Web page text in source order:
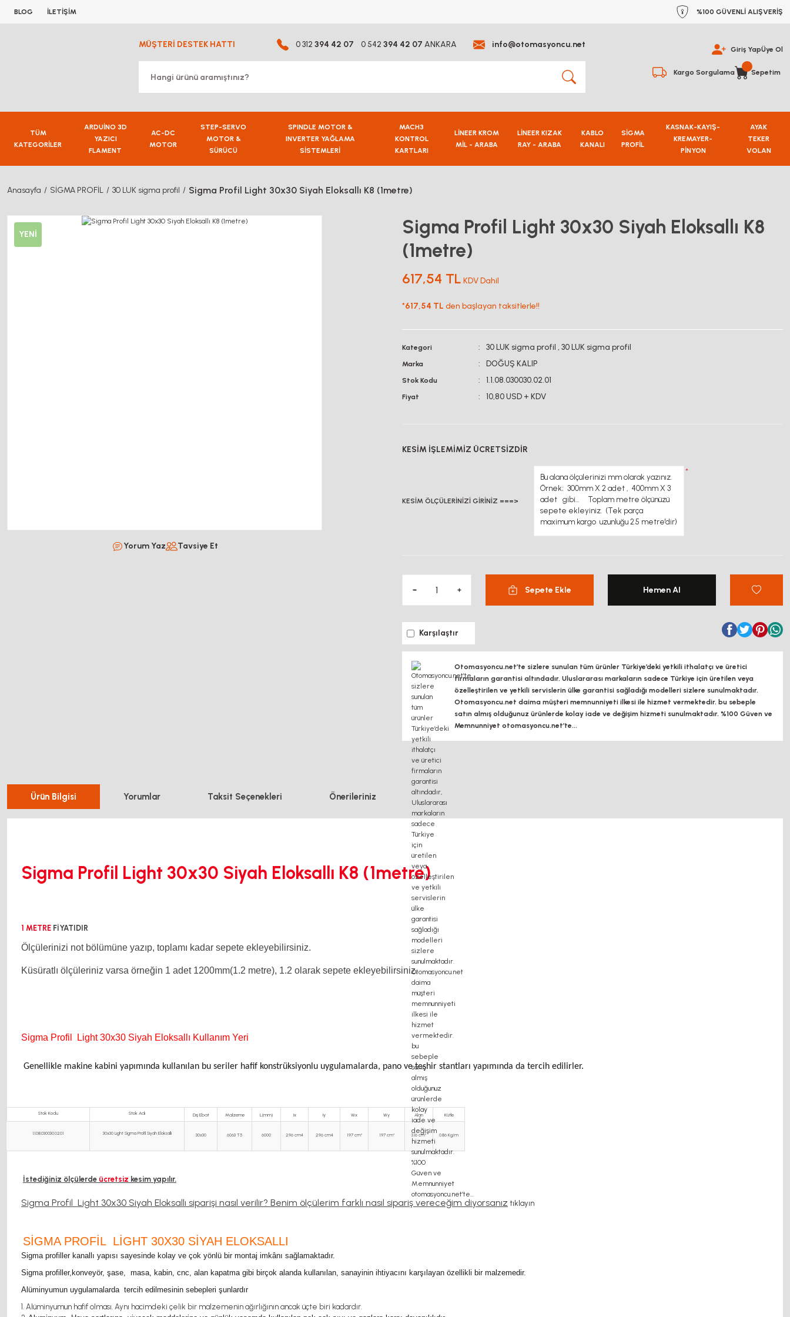
BLOG İLETİŞİM %100 GÜVENLİ ALIŞVERİŞ
MÜŞTERİ DESTEK HATTI 0 312 394 42 07 0 542 394 42 07 ANKARA info@otomasyoncu.net Giriş YapÜye Ol
Kargo Sorgulama Sepetim
TÜM
KATEGORİLER
ARDUİNO 3D
YAZICI
FLAMENT
AC-DC
MOTOR
STEP-SERVO
MOTOR &
SÜRÜCÜ
SPINDLE MOTOR &
INVERTER YAĞLAMA
SİSTEMLERİ
MACH3
KONTROL
KARTLARI
LİNEER KROM
MİL - ARABA
LİNEER KIZAK
RAY - ARABA
KABLO
KANALI
SİGMA
PROFİL
KASNAK-KAYIŞ-
KREMAYER-
PİNYON
AYAK
TEKER
VOLAN
Anasayfa SİGMA PROFİL 30 LUK sigma profil Sigma Profil Light 30x30 Siyah Eloksallı K8 (1metre)
YENİ
Yorum Yaz Tavsiye Et
Sigma Profil Light 30x30 Siyah Eloksallı K8
(1metre)
617,54 TL KDV Dahil
*617,54 TL den başlayan taksitlerle!!
Kategori 30 LUK sigma profil , 30 LUK sigma profil
Marka DOĞUŞ KALIP
Stok Kodu 1.1.08.030030.02.01
Fiyat 10,80 USD + KDV
KESİM İŞLEMİMİZ ÜCRETSİZDİR
KESİM ÖLÇÜLERİNİZİ GİRİNİZ ===>
*
Sepete Ekle Hemen Al
Karşılaştır
Otomasyoncu.net’te sizlere sunulan tüm ürünler Türkiye’deki yetkili ithalatçı ve üretici
firmaların garantisi altındadır, Uluslararası markaların sadece Türkiye için üretilen veya
özelleştirilen ve yetkili servislerin ülke garantisi sağladığı modelleri sizlere sunulmaktadır.
Otomasyoncu.net daima müşteri memnunniyeti ilkesi ile hizmet vermektedir. bu sebeple
satın almış olduğunuz ürünlerde kolay iade ve değişim hizmeti sunulmaktadır. %100 Güven ve
Memnunniyet otomasyoncu.net’te...
Ürün Bilgisi Yorumlar Taksit Seçenekleri Önerileriniz
Sigma Profil Light 30x30 Siyah Eloksallı K8 (1metre)
1 METRE FİYATIDIR
Ölçülerinizi not bölümüne yazıp, toplamı kadar sepete ekleyebilirsiniz.
Küsüratlı ölçüleriniz varsa örneğin 1 adet 1200mm(1.2 metre), 1.2 olarak sepete ekleyebilirsiniz.
Sigma Profil Light 30x30 Siyah Eloksallı Kullanım Yeri
Genellikle makine kabini yapımında kullanılan bu seriler hafif konstrüksiyonlu uygulamalarda, pano ve teşhir stantları yapımında da tercih edilirler.
Stok Kodu Stok Adı Dış Ebat Malzeme L(mm) Ix Iy Wx Wy Alan Kütle
1.1.08.030030.02.01 30x30 Light Sigma Profil Siyah Eloksallı 30x30 6063 T5 6000 2.96 cm4 2.96 cm4 1.97 cm³ 1.97 cm³ 3.16 cm² 0.86 Kg/m
İstediğiniz ölçülerde ücretsiz kesim yapılır.
Sigma Profil Light 30x30 Siyah Eloksallı siparişi nasıl verilir? Benim ölçülerim farklı nasıl sipariş vereceğim diyorsanız tıklayın
SIGMA PROFIL LIGHT 30X30 SIYAH ELOKSALLI
Sigma profiller kanallı yapısı sayesinde kolay ve çok yönlü bir montaj imkânı sağlamaktadır.
Sigma profiller,konveyör, şase, masa, kabin, cnc, alan kapatma gibi birçok alanda kullanılan, sanayinin ihtiyacını karşılayan özellikli bir malzemedir.
Alüminyumun uygulamalarda tercih edilmesinin sebepleri şunlardır
Alüminyumun hafif olması. Aynı hacimdeki çelik bir malzemenin ağırlığının ancak üçte biri kadardır.